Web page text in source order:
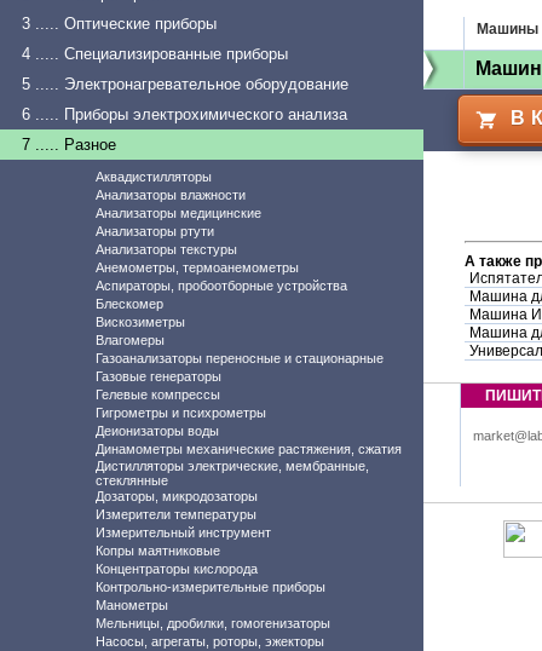
3 ..... Оптические приборы
4 ..... Специализированные приборы
5 ..... Электронагревательное оборудование
6 ..... Приборы электрохимического анализа
7 ..... Разное
Аквадистилляторы
Анализаторы влажности
Анализаторы медицинские
Анализаторы ртути
Анализаторы текстуры
Анемометры, термоанемометры
Аспираторы, пробоотборные устройства
Блескомер
Вискозиметры
Влагомеры
Газоанализаторы переносные и стационарные
Газовые генераторы
Гелевые компрессы
Гигрометры и психрометры
Деионизаторы воды
Динамометры механические растяжения, сжатия
Дистилляторы электрические, мембранные,
стеклянные
Дозаторы, микродозаторы
Измерители температуры
Измерительный инструмент
Копры маятниковые
Концентраторы кислорода
Контрольно-измерительные приборы
Манометры
Мельницы, дробилки, гомогенизаторы
Насосы, агрегаты, роторы, эжекторы
Машины
В
А также
Машина
Машина
Машина